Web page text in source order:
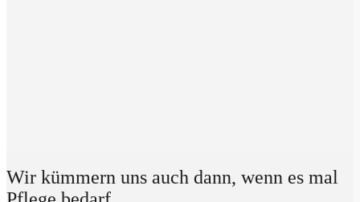
Wir kümmern uns auch dann, wenn es mal